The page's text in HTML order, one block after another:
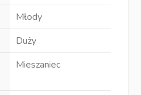
Młody
Duży
Mieszaniec